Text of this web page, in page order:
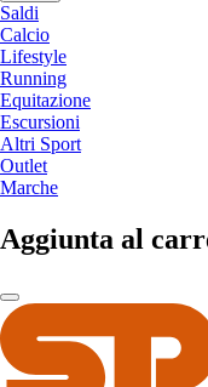
Saldi
Calcio
Lifestyle
Running
Equitazione
Escursioni
Altri Sport
Outlet
Marche
Aggiunta al